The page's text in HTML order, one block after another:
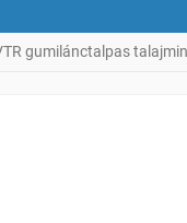
gumilánctalpas